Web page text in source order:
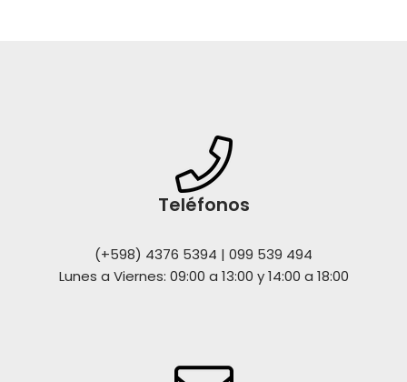
Teléfonos
(+598) 4376 5394 | 099 539 494
Lunes a Viernes: 09:00 a 13:00 y 14:00 a 18:00